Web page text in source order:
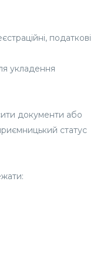
податкові
укладення
документи або
статус